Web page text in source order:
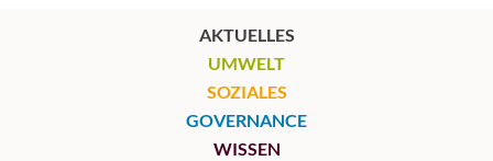
AKTUELLES
UMWELT
SOZIALES
GOVERNANCE
WISSEN